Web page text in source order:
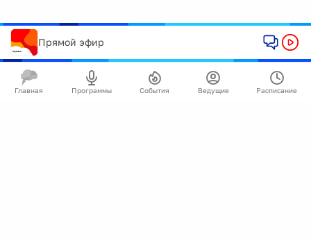
Прямой эфир
Главная Программы События Ведущие Расписание